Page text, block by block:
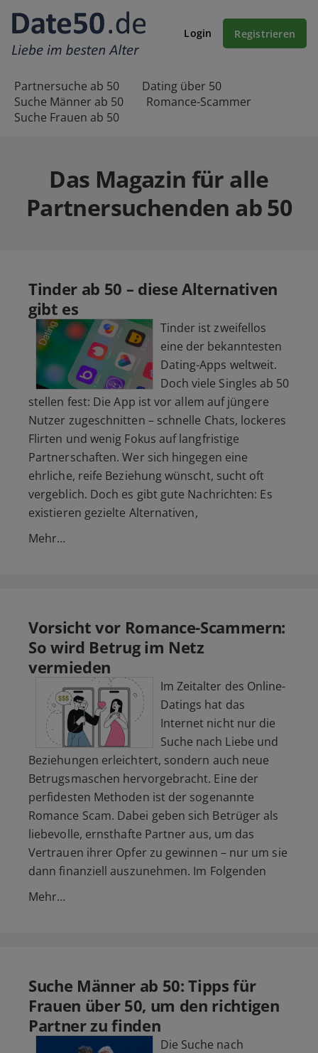
Login Registrieren
Partnersuche ab 50
Dating über 50
Suche Männer ab 50
Romance-Scammer
Suche Frauen ab 50
Das Magazin für alle
Partnersuchenden ab 50
Tinder ab 50 – diese Alternativen
gibt es
Tinder ist zweifellos
eine der bekanntesten
Dating-Apps weltweit.
Doch viele Singles ab 50
stellen fest: Die App ist vor allem auf jüngere
Nutzer zugeschnitten – schnelle Chats, lockeres
Flirten und wenig Fokus auf langfristige
Partnerschaften. Wer sich hingegen eine
ehrliche, reife Beziehung wünscht, sucht oft
vergeblich. Doch es gibt gute Nachrichten: Es
existieren gezielte Alternativen,
Mehr…
Vorsicht vor Romance-Scammern:
So wird Betrug im Netz
vermieden
Im Zeitalter des Online-
Datings hat das
Internet nicht nur die
Suche nach Liebe und
Beziehungen erleichtert, sondern auch neue
Betrugsmaschen hervorgebracht. Eine der
perfidesten Methoden ist der sogenannte
Romance Scam. Dabei geben sich Betrüger als
liebevolle, ernsthafte Partner aus, um das
Vertrauen ihrer Opfer zu gewinnen – nur um sie
dann finanziell auszunehmen. Im Folgenden
Mehr…
Suche Männer ab 50: Tipps für
Frauen über 50, um den richtigen
Partner zu finden
Die Suche nach